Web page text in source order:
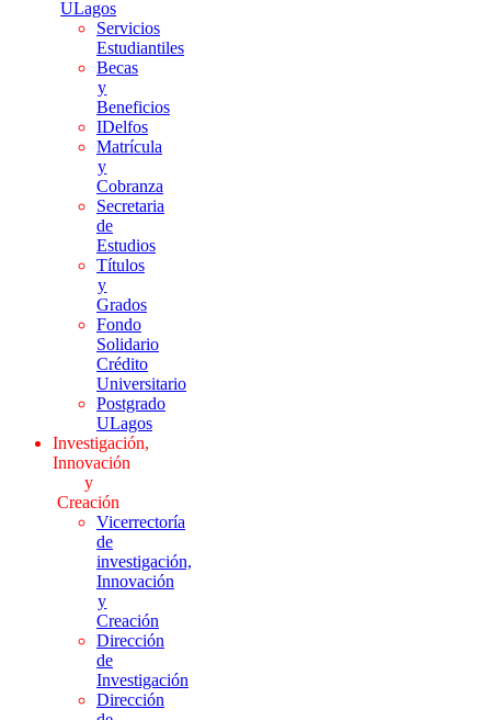
ULagos
Servicios
Estudiantiles
Becas
y
Beneficios
IDelfos
Matrícula
y
Cobranza
Secretaria
de
Estudios
Títulos
y
Grados
Fondo
Solidario
Crédito
Universitario
Postgrado
ULagos
Investigación,
Innovación
y
Creación
Vicerrectoría
de
investigación,
Innovación
y
Creación
Dirección
de
Investigación
Dirección